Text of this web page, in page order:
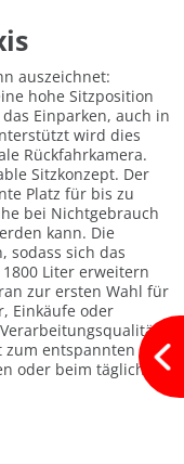
auszeichnet:
hohe Sitzposition
Einparken, auch in
wird dies
Rückfahrkamera.
Sitzkonzept. Der
Platz für bis zu
bei Nichtgebrauch
kann. Die
sodass sich das
Liter erweitern
zur ersten Wahl für
Einkäufe oder
zum entspannten
oder beim täglichen